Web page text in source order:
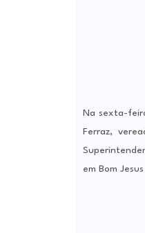
Na sexta-
Ferraz,
em Bom